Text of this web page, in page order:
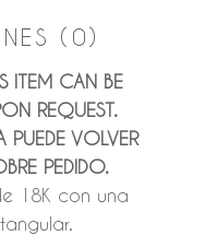
(0)
ITEM CAN BE
REQUEST.
PUEDE VOLVER
PEDIDO.
18K con una